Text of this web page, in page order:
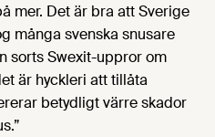
mer. Det är bra att Sverige
många svenska snusare
sorts Swexit-uppror om
är hyckleri att tillåta
betydligt värre skador